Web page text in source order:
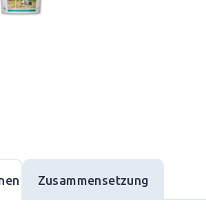
Zusammensetzung